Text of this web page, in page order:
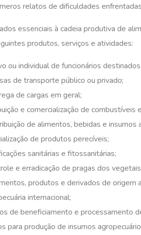
relatos de dificuldades
essenciais à cadeia produtiva de
produtos, serviços e atividades:
ou individual de funcionários
de transporte público ou privado;
de cargas em geral;
e comercialização de combustíveis
de alimentos, bebidas e insumos
de produtos perecíveis;
sanitárias e fitossanitárias;
e erradicação de pragas dos
produtos e derivados de origem
internacional;
de beneficiamento e processamento
para produção de insumos